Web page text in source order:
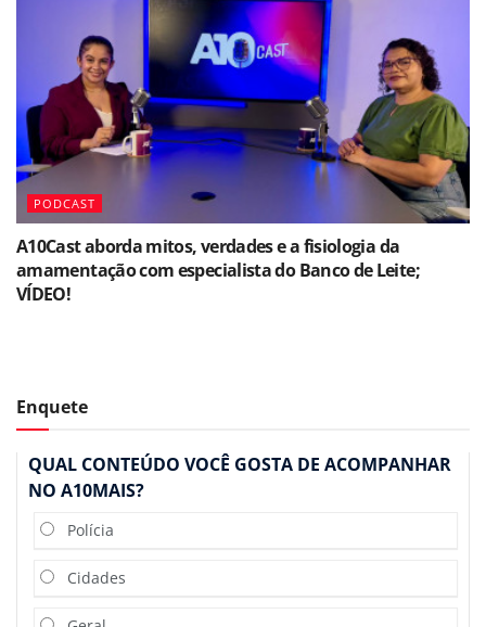
PODCAST
A10Cast aborda mitos, verdades e a fisiologia da
amamentação com especialista do Banco de Leite;
VÍDEO!
Enquete
QUAL CONTEÚDO VOCÊ GOSTA DE ACOMPANHAR
NO A10MAIS?
Polícia
Cidades